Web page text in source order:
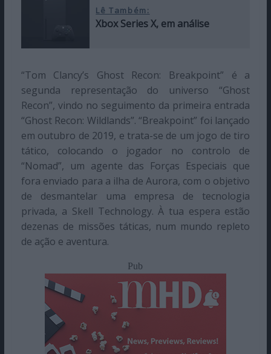
Lê Também:
Xbox Series X, em análise
“Tom Clancy’s Ghost Recon: Breakpoint” é a
segunda representação do universo “Ghost
Recon”, vindo no seguimento da primeira entrada
“Ghost Recon: Wildlands”. “Breakpoint” foi lançado
em outubro de 2019, e trata-se de um jogo de tiro
tático, colocando o jogador no controlo de
“Nomad”, um agente das Forças Especiais que
fora enviado para a ilha de Aurora, com o objetivo
de desmantelar uma empresa de tecnologia
privada, a Skell Technology. À tua espera estão
dezenas de missões táticas, num mundo repleto
de ação e aventura.
Pub